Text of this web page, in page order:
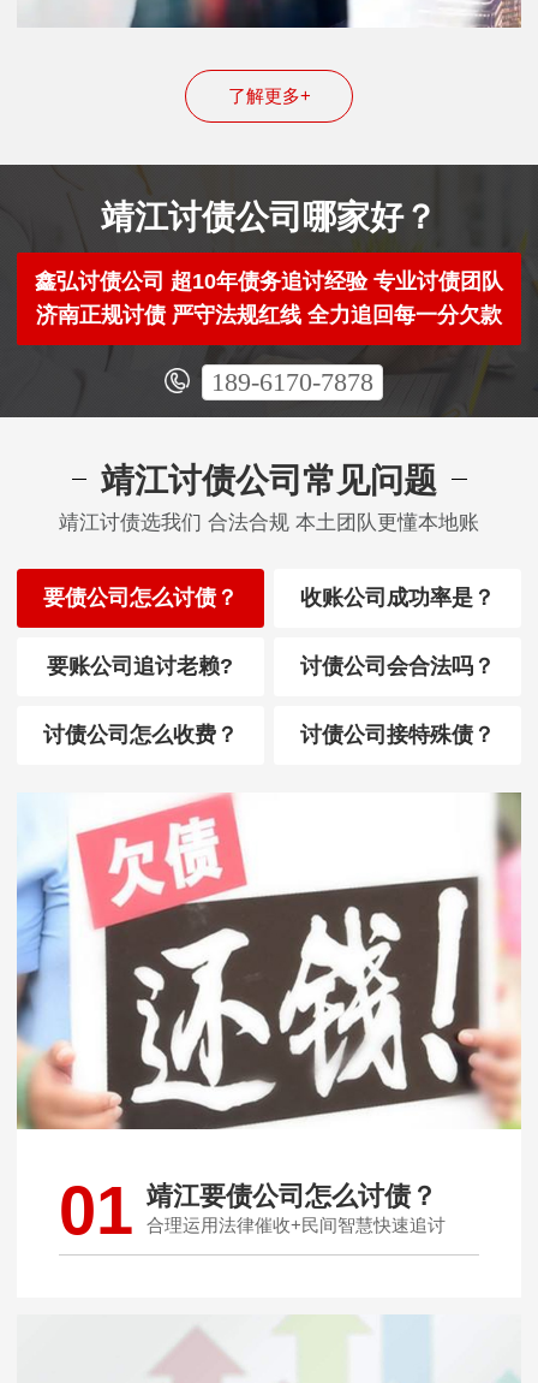
了解更多+
靖江讨债公司哪家好？
鑫弘讨债公司 超10年债务追讨经验 专业讨债团队
济南正规讨债 严守法规红线 全力追回每一分欠款
189-6170-7878
靖江讨债公司常见问题
靖江讨债选我们 合法合规 本土团队更懂本地账
要债公司怎么讨债？ 收账公司成功率是？
要账公司追讨老赖? 讨债公司会合法吗？
讨债公司怎么收费？ 讨债公司接特殊债？
01 靖江要债公司怎么讨债？
合理运用法律催收+民间智慧快速追讨